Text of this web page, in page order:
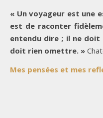
« Un voyageur est une
est de raconter
entendu dire ; il ne doit
doit rien omettre. »
Mes pensées et mes